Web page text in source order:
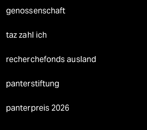
genossenschaft
taz zahl ich
recherchefonds ausland
panterstiftung
panterpreis 2026